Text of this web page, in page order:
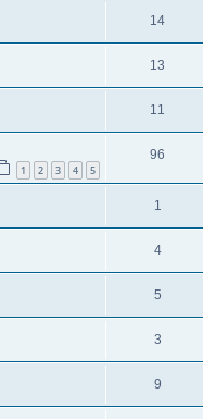
14
13
11
1 2 3 4 5
96
1
4
5
3
9